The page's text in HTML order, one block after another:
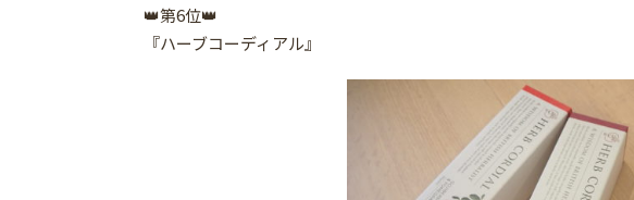
👑第6位👑
『ハーブコーディアル』